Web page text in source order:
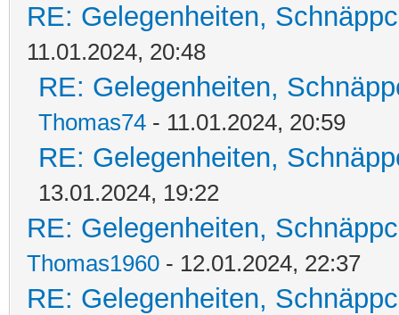
RE: Gelegenheiten,
11.01.2024, 20:48
RE: Gelegenheiten,
Thomas74 - 11.01.2024, 20:59
RE: Gelegenheiten,
13.01.2024, 19:22
RE: Gelegenheiten,
Thomas1960 - 12.01.2024, 22:37
RE: Gelegenheiten,